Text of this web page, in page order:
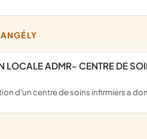
LOCALE ADMR- CENTRE DE
d'un centre de soins infirmiers a